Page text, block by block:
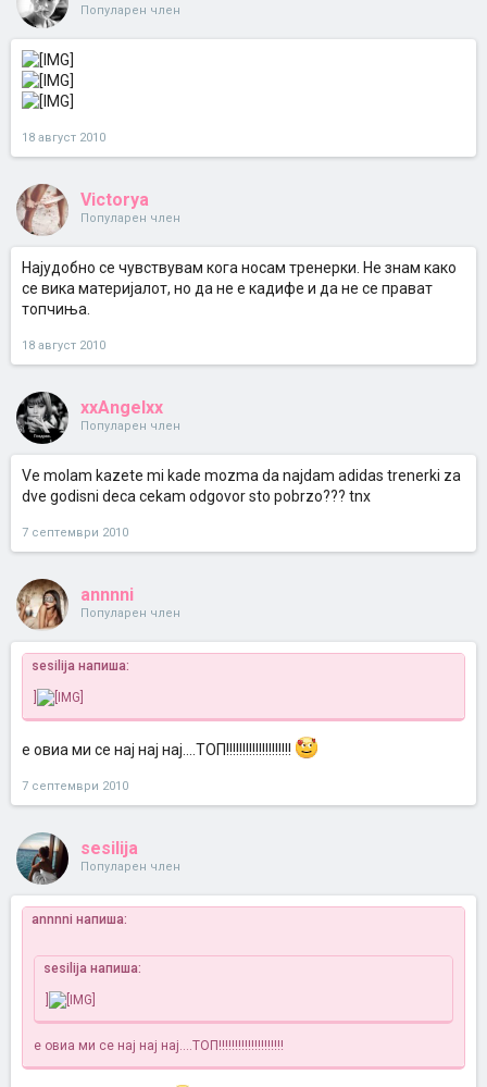
Популарен член
18 август 2010
Victorya
Популарен член
Најудобно се чувствувам кога носам тренерки. Не знам како
се вика материјалот, но да не е кадифе и да не се прават
топчиња.
18 август 2010
xxAngelxx
Популарен член
Ve molam kazete mi kade mozma da najdam adidas trenerki za
dve godisni deca cekam odgovor sto pobrzo??? tnx
7 септември 2010
annnni
Популарен член
sesilija напиша:
е овиа ми се нај нај нај....ТОП!!!!!!!!!!!!!!!!!!!!
7 септември 2010
sesilija
Популарен член
annnni напиша:
sesilija напиша:
е овиа ми се нај нај нај....ТОП!!!!!!!!!!!!!!!!!!!!